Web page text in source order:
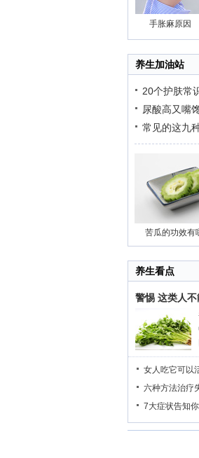
手胀麻原因
养生加油站
20个护肤常
尿酸高又嘴
常见的这九
苦瓜的功效有
养生看点
警惕 这类人
女人吃它可以
六种方法治疗
7大症状告知